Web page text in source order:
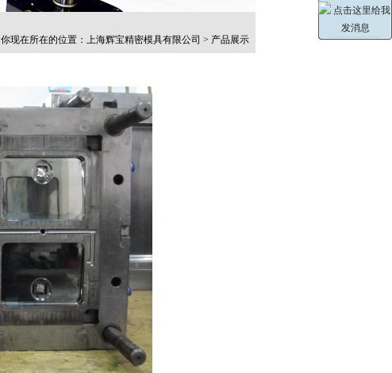
你现在所在的位置：上海辉宝精密模具有限公司 > 产品展示